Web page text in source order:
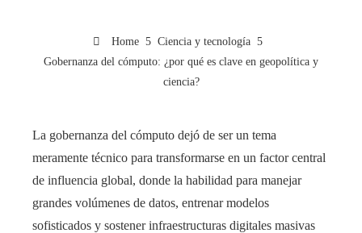
Home
Ciencia y tecnología
Gobernanza del cómputo: ¿por qué es clave en geopolítica y
ciencia?
La gobernanza del cómputo dejó de ser un tema
meramente técnico para transformarse en un factor central
de influencia global, donde la habilidad para manejar
grandes volúmenes de datos, entrenar modelos
sofisticados y sostener infraestructuras digitales masivas